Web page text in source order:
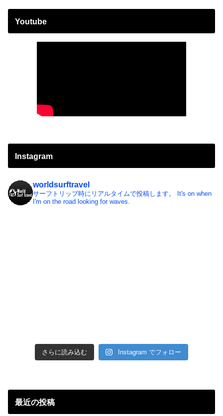
Youtube
Instagram
worldsurftravel
サーフトリップ時にリアルタイムで投稿します。
It's on when
I'm on the road looking for waves.
さらに読み込む Instagram でフォロー
最近の投稿